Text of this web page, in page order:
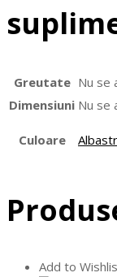
Greutate Nu se
Dimensiuni Nu se
Culoare
Add to